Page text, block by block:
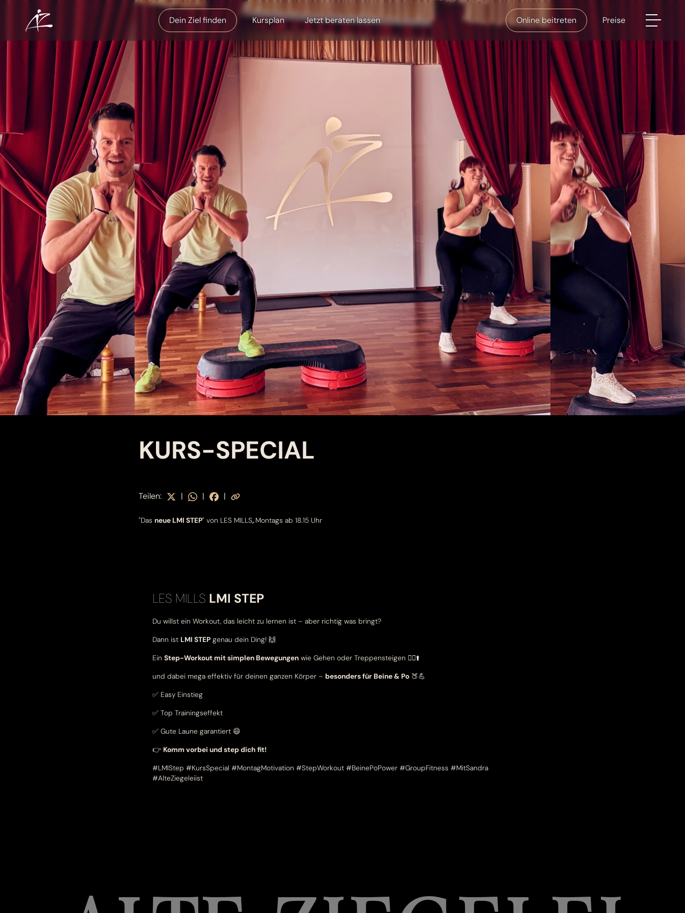
Dein Ziel finden Kursplan Jetzt beraten lassen Online beitreten Preise
KURS-SPECIAL
Teilen: | | |
"Das neue LMI STEP" von LES MILLS, Montags ab 18.15 Uhr
LES MILLS LMI STEP
Du willst ein Workout, das leicht zu lernen ist – aber richtig was bringt?
Dann ist LMI STEPgenau dein Ding! 🙌
Ein Step-Workout mit simplen Bewegungenwie Gehen oder Treppensteigen 🚶‍♀️⬆️
und dabei mega effektiv für deinen ganzen Körper – besonders für Beine & Po🍑💪
✅ Easy Einstieg
✅ Top Trainingseffekt
✅ Gute Laune garantiert 😄
👉 Komm vorbei und step dich fit!
#LMIStep #KursSpecial #MontagMotivation #StepWorkout #BeinePoPower #GroupFitness #MitSandra
#AlteZiegeleiist